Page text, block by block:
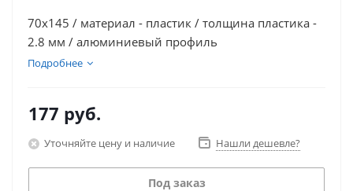
70х145 / материал - пластик / толщина пластика -
2.8 мм / алюминиевый профиль
Подробнее
177 руб.
Уточняйте цену и наличие Нашли дешевле?
Под заказ